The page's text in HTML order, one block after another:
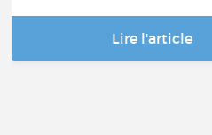
Lire l'article